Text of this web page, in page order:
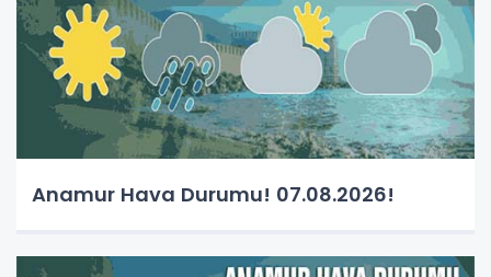
Anamur Hava Durumu! 07.08.2026!